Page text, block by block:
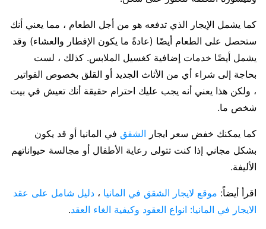
كما يشمل الإيجار الذي تدفعه هو من أجل الطعام ، مما يعني أنك
ستحصل على الطعام أيضًا (عادةً ما يكون الإفطار والعشاء) وقد
يشمل أيضًا خدمات إضافية كغسيل الملابس. كذلك ، لست
بحاجة إلى شراء أي من الأثاث الجديد أو القلق بخصوص الفواتير
، ولكن هذا يعني أنه يجب عليك احترام حقيقة أنك تعيش في بيت
شخص ما.
كما يمكنك خفض سعر ايجار الشقق في المانيا أو قد يكون
بشكل مجاني إذا كنت تتولى رعاية الأطفال أو مجالسة حيواناتهم
الأليفة.
اقرأ أيضاً: موقع لايجار الشقق في المانيا ، دليل شامل على عقد
الايجار في المانيا: انواع العقود وكيفية الغاء العقد.